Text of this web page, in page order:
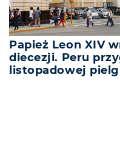
Papież Leon XIV
diecezji. Peru
listopadowej